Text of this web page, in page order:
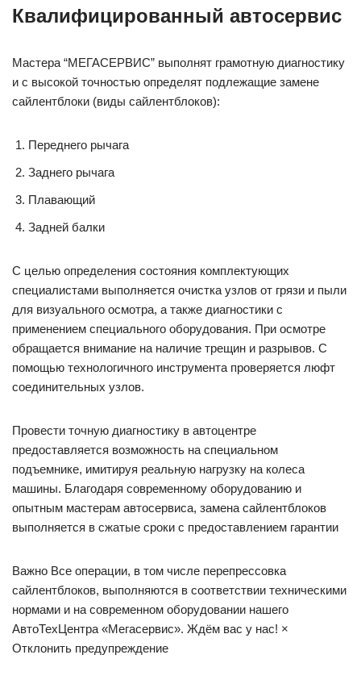
Квалифицированный автосервис
Мастера “МЕГАСЕРВИС” выполнят грамотную диагностику
и с высокой точностью определят подлежащие замене
сайлентблоки (виды сайлентблоков):
Переднего рычага
Заднего рычага
Плавающий
Задней балки
С целью определения состояния комплектующих
специалистами выполняется очистка узлов от грязи и пыли
для визуального осмотра, а также диагностики с
применением специального оборудования. При осмотре
обращается внимание на наличие трещин и разрывов. С
помощью технологичного инструмента проверяется люфт
соединительных узлов.
Провести точную диагностику в автоцентре
предоставляется возможность на специальном
подъемнике, имитируя реальную нагрузку на колеса
машины. Благодаря современному оборудованию и
опытным мастерам автосервиса, замена сайлентблоков
выполняется в сжатые сроки с предоставлением гарантии
Важно Все операции, в том числе перепрессовка
сайлентблоков, выполняются в соответствии техническими
нормами и на современном оборудовании нашего
АвтоТехЦентра «Мегасервис». Ждём вас у нас! ×
Отклонить предупреждение